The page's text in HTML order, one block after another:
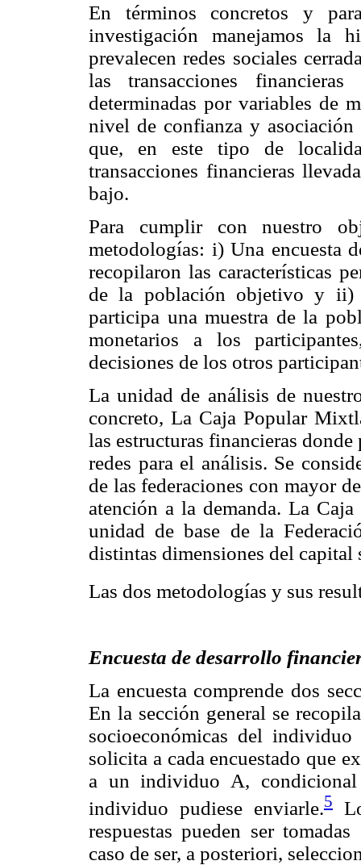
En términos concretos y
investigación manejamos la
prevalecen redes sociales
las transacciones
determinadas por variables de
nivel de confianza y
que, en este tipo de
transacciones financieras
bajo.
Para cumplir con nuestro
metodologías: i) Una encuesta
recopilaron las características
de la población objetivo y ii)
participa una muestra de la
monetarios a los
decisiones de los otros
La unidad de análisis de
concreto, La Caja Popular
las estructuras financieras
redes para el análisis. Se
de las federaciones con mayor
atención a la demanda. La
unidad de base de la
distintas dimensiones del capital
Las dos metodologías y sus
Encuesta de desarrollo
La encuesta comprende dos
En la sección general se
socioeconómicas del
solicita a cada encuestado que
a un individuo A,
individuo pudiese enviarle.5
respuestas pueden ser
caso de ser, a posteriori,